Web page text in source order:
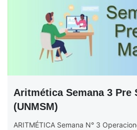
Aritmética Semana 3 Pre
(UNMSM)
ARITMÉTICA Semana N° 3